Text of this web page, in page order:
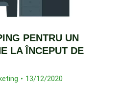
PENTRU UN
LA ÎNCEPUT DE
13/12/2020